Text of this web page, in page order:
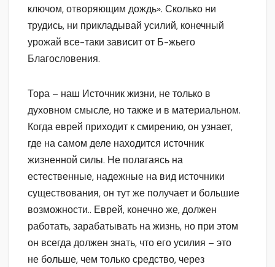
ключом, отворяющим дождь». Сколько ни
трудись, ни прикладывай усилий, конечный
урожай все-таки зависит от Б-жьего
Благословения.
Тора – наш Источник жизни, не только в
духовном смысле, но также и в материальном.
Когда еврей приходит к смирению, он узнает,
где на самом деле находится источник
жизненной силы. Не полагаясь на
естественные, надежные на вид источники
существования, он тут же получает и большие
возможности.. Еврей, конечно же, должен
работать, зарабатывать на жизнь, но при этом
он всегда должен знать, что его усилия – это
не больше, чем только средство, через